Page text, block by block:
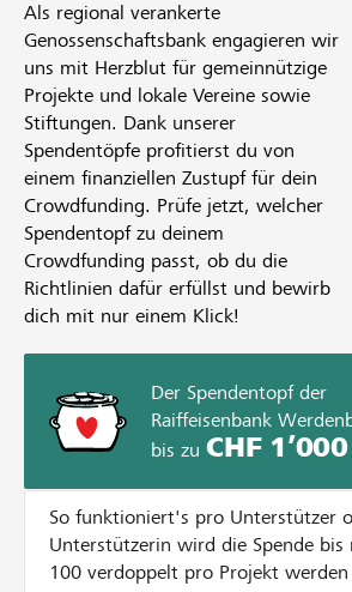
Als regional verankerte
Genossenschaftsbank engagieren wir
uns mit Herzblut für gemeinnützige
Projekte und lokale Vereine sowie
Stiftungen. Dank unserer
Spendentöpfe profitierst du von
einem finanziellen Zustupf für dein
Crowdfunding. Prüfe jetzt, welcher
Spendentopf zu deinem
Crowdfunding passt, ob du die
Richtlinien dafür erfüllst und bewirb
dich mit nur einem Klick!
Der Spendentopf der
Raiffeisenbank
bis zu CHF 1’000
So funktioniert's pro Unterstützer oder
Unterstützerin wird die Spende bis
100 verdoppelt pro Projekt werden 10% vom